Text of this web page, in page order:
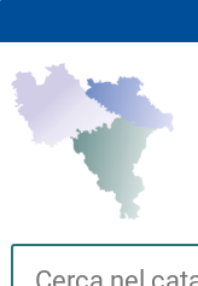
Cerca su "Catalogo"